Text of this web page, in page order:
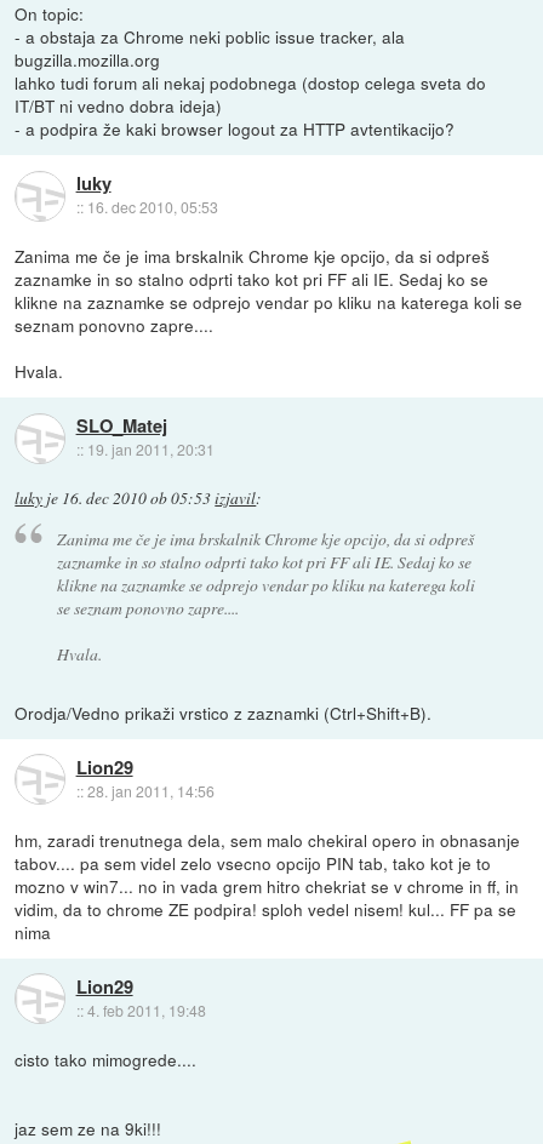
On topic:
- a obstaja za Chrome neki poblic issue tracker, ala
bugzilla.mozilla.org
lahko tudi forum ali nekaj podobnega (dostop celega sveta do
IT/BT ni vedno dobra ideja)
- a podpira že kaki browser logout za HTTP avtentikacijo?
luky
:: 16. dec 2010, 05:53
Zanima me če je ima brskalnik Chrome kje opcijo, da si odpreš
zaznamke in so stalno odprti tako kot pri FF ali IE. Sedaj ko se
klikne na zaznamke se odprejo vendar po kliku na katerega koli se
seznam ponovno zapre....
Hvala.
SLO_Matej
:: 19. jan 2011, 20:31
luky je 16. dec 2010 ob 05:53izjavil:
Zanima me če je ima brskalnik Chrome kje opcijo, da si odpreš
zaznamke in so stalno odprti tako kot pri FF ali IE. Sedaj ko se
klikne na zaznamke se odprejo vendar po kliku na katerega koli
se seznam ponovno zapre....
Hvala.
Orodja/Vedno prikaži vrstico z zaznamki (Ctrl+Shift+B).
Lion29
::28. jan 2011, 14:56
hm, zaradi trenutnega dela, sem malo chekiral opero in obnasanje
tabov.... pa sem videl zelo vsecno opcijo PIN tab, tako kot je to
mozno v win7... no in vada grem hitro chekriat se v chrome in ff, in
vidim, da to chrome ZE podpira! sploh vedel nisem! kul... FF pa se
nima
Lion29
::4. feb 2011, 19:48
cisto tako mimogrede....
jaz sem ze na 9ki!!!